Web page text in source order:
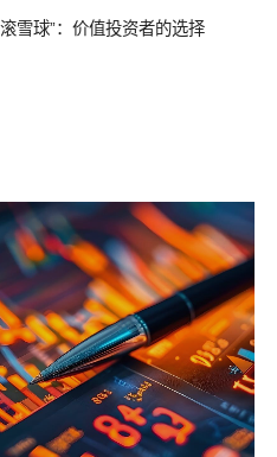
雪球”：价值投资者的选择